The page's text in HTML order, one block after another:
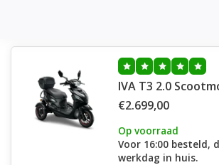
IVA T3 2.0
€2.699,00
Op voorraad
Voor 16:00 besteld,
werkdag in huis.